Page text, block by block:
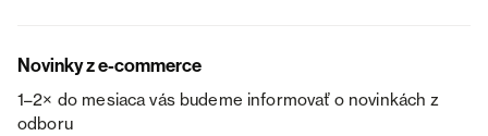
Novinky z e-commerce
1–2× do mesiaca vás budeme informovať o novinkách z
odboru